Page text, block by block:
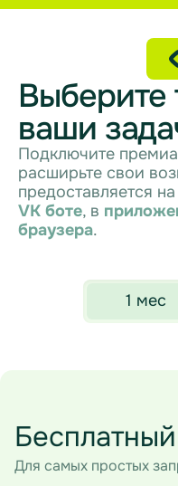
Выберите
ваши
Подключите
расширьте свои
предоставляется на
VK боте, в
браузера.
1 мес
Бесплатный
Для самых простых